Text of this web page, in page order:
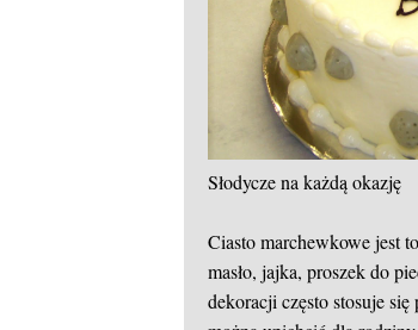
Słodycze na każdą okazję
Ciasto marchewkowe jest
masło, jajka, proszek do
dekoracji często stosuje